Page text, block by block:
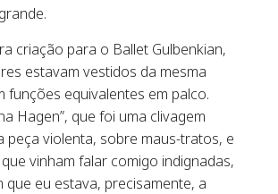
criação para o Ballet Gulbenkian,
estavam vestidos da mesma
funções equivalentes em palco.
Hagen”, que foi uma clivagem
peça violenta, sobre maus-tratos, e
vinham falar comigo indignadas,
que eu estava, precisamente, a